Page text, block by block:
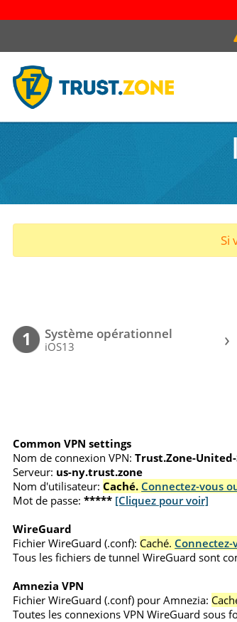
Si
1 Système opérationnel
iOS13 ›
Common VPN settings
Nom de connexion VPN: Trust.Zone-
Serveur: us-ny.trust.zone
Nom d'utilisateur: Caché. Connectez-vous
Mot de passe: ***** [Cliquez pour voir]
WireGuard
Fichier WireGuard (.conf): Caché. Connectez-
Tous les fichiers de tunnel WireGuard sont
Amnezia VPN
Fichier WireGuard (.conf) pour Amnezia:
Toutes les connexions VPN WireGuard sous